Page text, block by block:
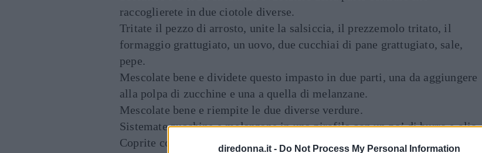
diredonna.it - Do Not Process My Personal Information
raccoglierete in due ciotole diverse.
Tritate il pezzo di arrosto, unite la salsiccia, il prezzemolo tritato, il
formaggio grattugiato, un uovo, due cucchiai di pane grattugiato, sale,
pepe.
Mescolate bene e dividete questo impasto in due parti, una da aggiungere
alla polpa di zucchine e una a quella di melanzane.
Mescolate bene e riempite le due diverse verdure.
Sistemate zucchine e melanzane in una pirofila con un po’ di burro e olio.
Coprite con un coperchio o se non lo avete utilizzate un foglio di